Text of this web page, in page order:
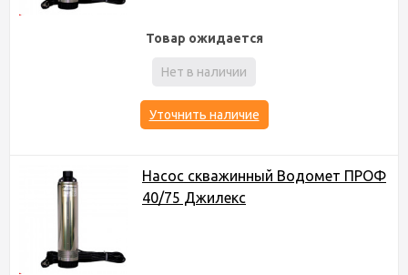
Товар ожидается
Нет в наличии
Уточнить наличие
Насос скважинный Водомет ПРОФ
40/75 Джилекс